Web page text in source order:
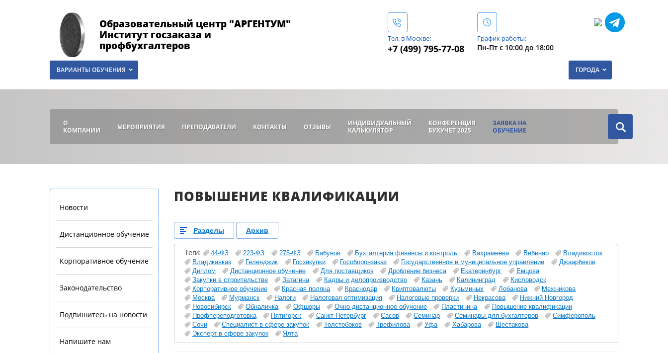
Образовательный центр "АРГЕНТУМ"
Институт госзаказа и
профбухгалтеров
ГОРОДА
ВАРИАНТЫ ОБУЧЕНИЯ
Тел. в Москве:
+7 (499) 795-77-08
График работы:
Пн-Пт с 10:00 до 18:00
О
КОМПАНИИ
МЕРОПРИЯТИЯ ПРЕПОДАВАТЕЛИ КОНТАКТЫ ОТЗЫВЫ
ИНДИВИДУАЛЬНЫЙ
КАЛЬКУЛЯТОР
КОНФЕРЕНЦИЯ
БУХУЧЕТ 2025
ЗАЯВКА НА
ОБУЧЕНИЕ
Новости
Дистанционное обучение
Корпоративное обучение
Законодательство
Подпишитесь на новости
Напишите нам
ПОВЫШЕНИЕ КВАЛИФИКАЦИИ
Разделы Архив
Теги: 44-ФЗ 223-ФЗ 275-ФЗ Бабунов Бухгалтерия финансы и контроль Вахрамеева Вебинар
Владивосток
Владикавказ
Геленджик Госзакупки Гособоронзаказ Государственное и муниципальное управление
Джаарбеков
Диплом
Дистанционное обучение Для поставщиков Дробление бизнеса Екатеринбург
Емцова
Закупки в строительстве
Затагина Кадры и делопроизводство Казань Калининград
Кисловодск
Корпоративное обучение
Красная поляна Краснодар Криптовалюты Кузьминых Лобанова
Межникова
Москва
Мурманск Налоги Налоговая оптимизация Налоговые проверки Некрасова
Нижний Новгород
Новосибирск
Обналичка Офшоры Очно-дистанционное обучение Пластинина
Повышение квалификации
Профпереподготовка
Пятигорск Санкт-Петербург Сасов Семинар Семинары для бухгалтеров
Симферополь
Сочи
Специалист в сфере закупок Толстобоков Трефилова Уфа Хабарова
Шестакова
Эксперт в сфере закупок
Ялта